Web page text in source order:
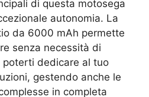
di questa motosega
autonomia. La
da 6000 mAh permette
senza necessità di
poterti dedicare al tuo
gestendo anche le
in completa